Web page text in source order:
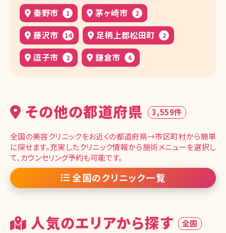
秦野市 1 茅ヶ崎市 2
藤沢市 14 足柄上郡松田町 2
逗子市 2 鎌倉市 6
その他の都道府県 3,559件
全国の美容クリニックをお近くの都道府県→市区町村から簡単
に探せます。充実したクリニック情報から施術メニューを選択し
て、カウンセリング予約も可能です。
全国のクリニック一覧
人気のエリアから探す 全国